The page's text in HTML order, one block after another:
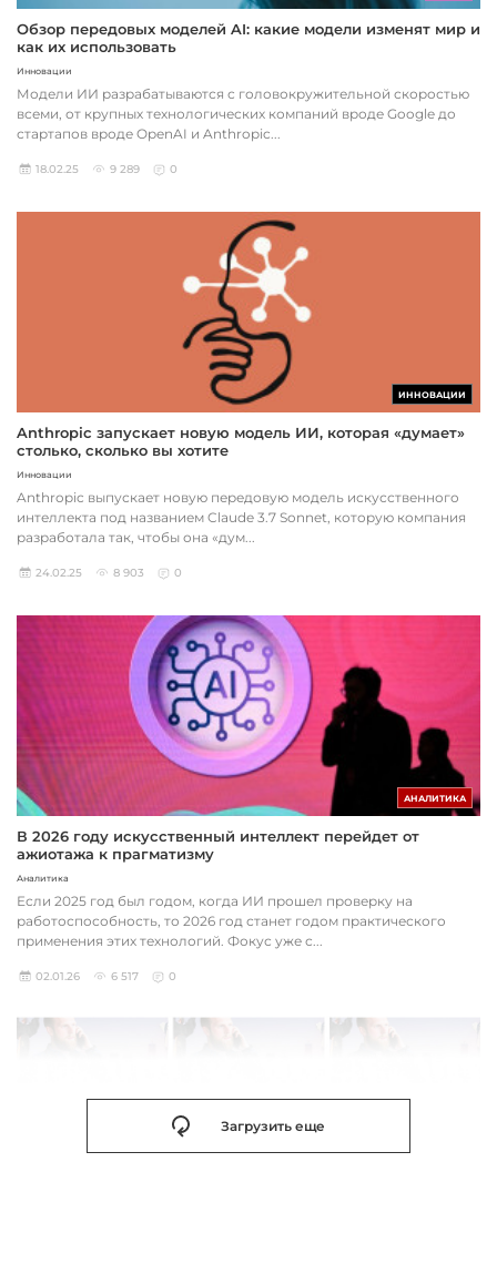
Обзор передовых моделей AI: какие модели изменят мир и
как их использовать
Инновации
Модели ИИ разрабатываются с головокружительной скоростью
всеми, от крупных технологических компаний вроде Google до
стартапов вроде OpenAI и Anthropic...
18.02.25 9 289 0
ИННОВАЦИИ
Anthropic запускает новую модель ИИ, которая «думает»
столько, сколько вы хотите
Инновации
Anthropic выпускает новую передовую модель искусственного
интеллекта под названием Claude 3.7 Sonnet, которую компания
разработала так, чтобы она «дум...
24.02.25 8 903 0
АНАЛИТИКА
В 2026 году искусственный интеллект перейдет от
ажиотажа к прагматизму
Аналитика
Если 2025 год был годом, когда ИИ прошел проверку на
работоспособность, то 2026 год станет годом практического
применения этих технологий. Фокус уже с...
02.01.26 6 517 0
Загрузить еще